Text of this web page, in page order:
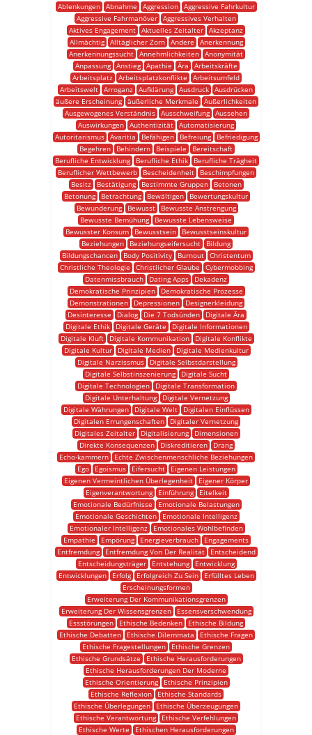
Ablenkungen
Abnahme Aggression
Aggressive Fahrkultur
Aggressive Fahrmanöver
Aggressives Verhalten
Aktives Engagement Aktuelles Zeitalter Akzeptanz
Allmächtig
Alltäglicher Zorn Andere
Anerkennung
Anerkennungssucht Annehmlichkeiten Anonymität
Anpassung
Anstieg Apathie Ära
Arbeitskräfte
Arbeitsplatz Arbeitsplatzkonflikte
Arbeitsumfeld
Arbeitswelt
Arroganz Aufklärung Ausdruck
Ausdrücken
äußere Erscheinung äußerliche Merkmale
Äußerlichkeiten
Ausgewogenes Verständnis Ausschweifung Aussehen
Auswirkungen Authentizität Automatisierung
Autoritarismus
Avaritia Befähigen Befreiung
Befriedigung
Begehren
Behindern Beispiele
Bereitschaft
Berufliche Entwicklung
Berufliche Ethik
Berufliche Trägheit
Beruflicher Wettbewerb
Bescheidenheit
Beschimpfungen
Besitz
Bestätigung Bestimmte Gruppen
Betonen
Betonung
Betrachtung Bewältigen
Bewertungskultur
Bewunderung
Bewusst
Bewusste Anstrengung
Bewusste Bemühung
Bewusste Lebensweise
Bewusster Konsum
Bewusstsein
Bewusstseinskultur
Beziehungen
Beziehungseifersucht
Bildung
Bildungschancen
Body Positivity Burnout
Christentum
Christliche Theologie
Christlicher Glaube
Cybermobbing
Datenmissbrauch
Dating Apps
Dekadenz
Demokratische Prinzipien
Demokratische Prozesse
Demonstrationen
Depressionen
Designerkleidung
Desinteresse
Dialog Die 7 Todsünden
Digitale Ära
Digitale Ethik
Digitale Geräte
Digitale Informationen
Digitale Kluft
Digitale Kommunikation
Digitale Konflikte
Digitale Kultur
Digitale Medien
Digitale Medienkultur
Digitale Narzissmus
Digitale Selbstdarstellung
Digitale Selbstinszenierung
Digitale Sucht
Digitale Technologien
Digitale Transformation
Digitale Unterhaltung
Digitale Vernetzung
Digitale Währungen
Digitale Welt
Digitalen Einflüssen
Digitalen Errungenschaften
Digitaler Vernetzung
Digitales Zeitalter
Digitalisierung
Dimensionen
Direkte Konsequenzen
Diskreditieren
Drang
Echo-kammern
Echte Zwischenmenschliche Beziehungen
Ego
Egoismus Eifersucht
Eigenen Leistungen
Eigenen Vermeintlichen Überlegenheit
Eigener Körper
Eigenverantwortung
Einführung
Eitelkeit
Emotionale Bedürfnisse
Emotionale Belastungen
Emotionale Geschichten
Emotionale Intelligenz
Emotionaler Intelligenz
Emotionales Wohlbefinden
Empathie
Empörung Energieverbrauch
Engagements
Entfremdung
Entfremdung Von Der Realität
Entscheidend
Entscheidungsträger
Entstehung
Entwicklung
Entwicklungen
Erfolg Erfolgreich Zu Sein
Erfülltes Leben
Erscheinungsformen
Erweiterung Der Kommunikationsgrenzen
Erweiterung Der Wissensgrenzen
Essensverschwendung
Essstörungen
Ethische Bedenken
Ethische Bildung
Ethische Debatten
Ethische Dilemmata
Ethische Fragen
Ethische Fragestellungen
Ethische Grenzen
Ethische Grundsätze
Ethische Herausforderungen
Ethische Herausforderungen Der Moderne
Ethische Orientierung
Ethische Prinzipien
Ethische Reflexion
Ethische Standards
Ethische Überlegungen
Ethische Überzeugungen
Ethische Verantwortung
Ethische Verfehlungen
Ethische Werte
Ethischen Herausforderungen